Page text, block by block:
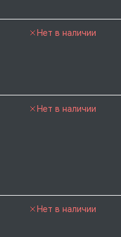
Нет в наличии
Нет в наличии
Нет в наличии